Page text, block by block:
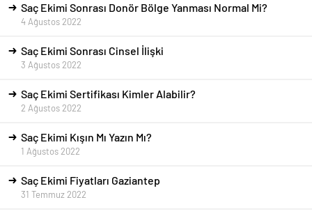
Saç Ekimi Sonrası Donör Bölge Yanması Normal Mi?
4 Ağustos 2022
Saç Ekimi Sonrası Cinsel İlişki
3 Ağustos 2022
Saç Ekimi Sertifikası Kimler Alabilir?
2 Ağustos 2022
Saç Ekimi Kışın Mı Yazın Mı?
1 Ağustos 2022
Saç Ekimi Fiyatları Gaziantep
31 Temmuz 2022